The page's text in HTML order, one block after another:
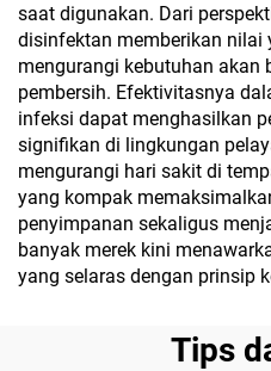
saat digunakan. Dari
disinfektan memberikan nilai
mengurangi kebutuhan akan
pembersih. Efektivitasnya
infeksi dapat menghasilkan
signifikan di lingkungan
mengurangi hari sakit di
yang kompak
penyimpanan sekaligus
banyak merek kini
yang selaras dengan prinsip
Tips